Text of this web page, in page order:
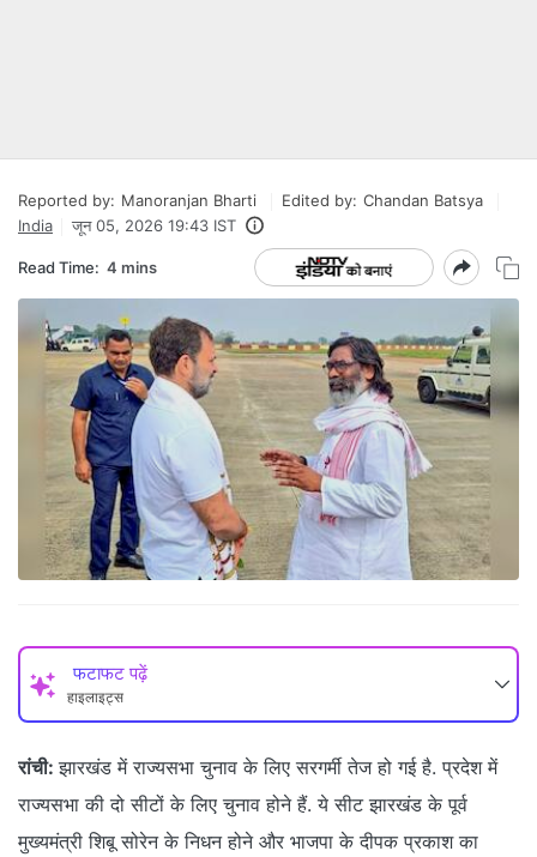
Reported by: Manoranjan Bharti Edited by: Chandan Batsya
India
जून 05, 2026 19:43 IST
Read Time: 4 mins
फटाफट पढ़ें
हाइलाइट्स
रांची: झारखंड में राज्यसभा चुनाव के लिए सरगर्मी तेज हो गई है. प्रदेश में
राज्यसभा की दो सीटों के लिए चुनाव होने हैं. ये सीट झारखंड के पूर्व
मुख्यमंत्री शिबू सोरेन के निधन होने और भाजपा के दीपक प्रकाश का